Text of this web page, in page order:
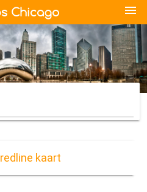
menu
kaart